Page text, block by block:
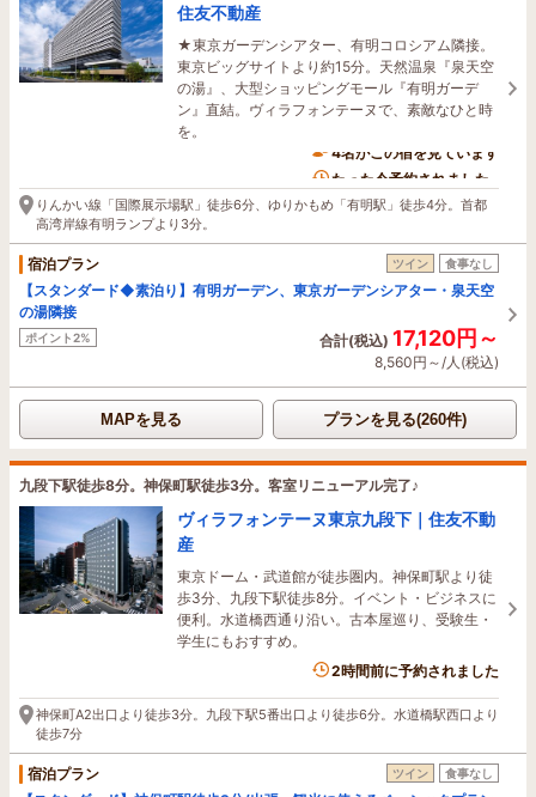
住友不動産
★東京ガーデンシアター、有明コロシアム隣接。
東京ビッグサイトより約15分。天然温泉『泉天空
の湯』、大型ショッピングモール『有明ガーデ
ン』直結。ヴィラフォンテーヌで、素敵なひと時
を。
4名がこの宿を見ています
たった今予約されました
りんかい線「国際展示場駅」徒歩6分、ゆりかもめ「有明駅」徒歩4分。首都
高湾岸線有明ランプより3分。
宿泊プラン ツイン 食事なし
【スタンダード◆素泊り】有明ガーデン、東京ガーデンシアター・泉天空
の湯隣接
ポイント2% 合計(税込) 17,120円～
8,560円～/人(税込)
MAPを見る プランを見る(260件)
九段下駅徒歩8分。神保町駅徒歩3分。客室リニューアル完了♪
ヴィラフォンテーヌ東京九段下｜住友不動
産
東京ドーム・武道館が徒歩圏内。神保町駅より徒
歩3分、九段下駅徒歩8分。イベント・ビジネスに
便利。水道橋西通り沿い。古本屋巡り、受験生・
学生にもおすすめ。
2時間前に予約されました
神保町A2出口より徒歩3分。九段下駅5番出口より徒歩6分。水道橋駅西口より
徒歩7分
宿泊プラン ツイン 食事なし